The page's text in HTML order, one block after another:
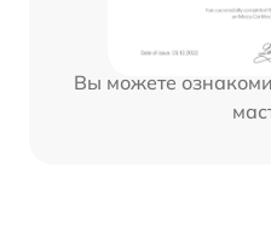
Вы можете